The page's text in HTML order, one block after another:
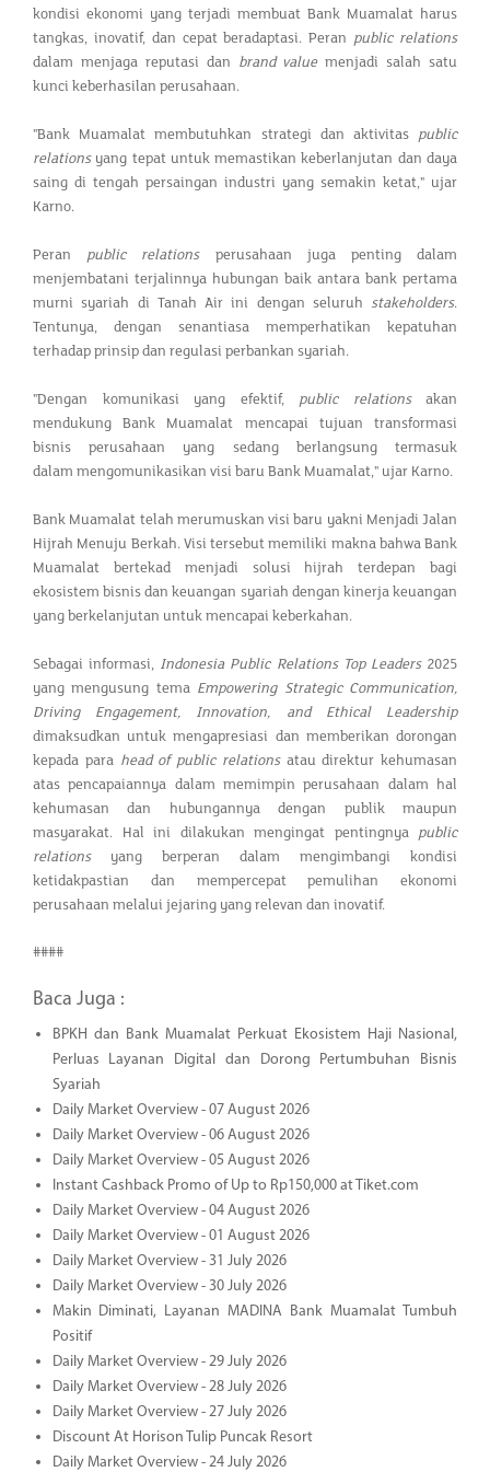
kondisi ekonomi yang terjadi membuat Bank Muamalat harus
tangkas, inovatif, dan cepat beradaptasi. Peran public relations
dalam menjaga reputasi dan brand valuemenjadi salah satu
kunci keberhasilan perusahaan.
"Bank Muamalat membutuhkan strategi dan aktivitas public
relationsyang tepat untuk memastikan keberlanjutan dan daya
saing di tengah persaingan industri yang semakin ketat," ujar
Karno.
Peran public relationsperusahaan juga penting dalam
menjembatani terjalinnya hubungan baik antara bank pertama
murni syariah di Tanah Air ini dengan seluruh stakeholders.
Tentunya, dengan senantiasa memperhatikan kepatuhan
terhadap prinsip dan regulasi perbankan syariah.
"Dengan komunikasi yang efektif, public relationsakan
mendukung Bank Muamalat mencapai tujuan transformasi
bisnis perusahaan yang sedang berlangsung termasuk
dalam mengomunikasikan visi baru Bank Muamalat," ujar Karno.
Bank Muamalat telah merumuskan visi baru yakni Menjadi Jalan
Hijrah Menuju Berkah. Visi tersebut memiliki makna bahwa Bank
Muamalat bertekad menjadi solusi hijrah terdepan bagi
ekosistem bisnis dan keuangan syariah dengan kinerja keuangan
yang berkelanjutan untuk mencapai keberkahan.
Sebagai informasi, Indonesia Public Relations Top Leaders2025
yang mengusung tema Empowering Strategic Communication,
Driving Engagement, Innovation, and Ethical Leadership
dimaksudkan untuk mengapresiasi dan memberikan dorongan
kepada para head of public relationsatau direktur kehumasan
atas pencapaiannya dalam memimpin perusahaan dalam hal
kehumasan dan hubungannya dengan publik maupun
masyarakat. Hal ini dilakukan mengingat pentingnya public
relationsyang berperan dalam mengimbangi kondisi
ketidakpastian dan mempercepat pemulihan ekonomi
perusahaan melalui jejaring yang relevan dan inovatif.
####
Baca Juga :
BPKH dan Bank Muamalat Perkuat Ekosistem Haji Nasional,
Perluas Layanan Digital dan Dorong Pertumbuhan Bisnis
Syariah
Daily Market Overview - 07 August 2026
Daily Market Overview - 06 August 2026
Daily Market Overview - 05 August 2026
Instant Cashback Promo of Up to Rp150,000 at Tiket.com
Daily Market Overview - 04 August 2026
Daily Market Overview - 01 August 2026
Daily Market Overview - 31 July 2026
Daily Market Overview - 30 July 2026
Makin Diminati, Layanan MADINA Bank Muamalat Tumbuh
Positif
Daily Market Overview - 29 July 2026
Daily Market Overview - 28 July 2026
Daily Market Overview - 27 July 2026
Discount At Horison Tulip Puncak Resort
Daily Market Overview - 24 July 2026